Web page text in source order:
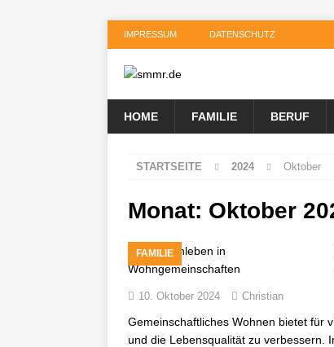
IMPRESSUM DATENSCHUTZ
HOME FAMILIE BERUF
STARTSEITE 2024 Oktober
Monat: Oktober
FAMILIE
10. Oktober 2024 Christian
Gemeinschaftliches Wohnen bietet für
und die Lebensqualität zu verbessern.